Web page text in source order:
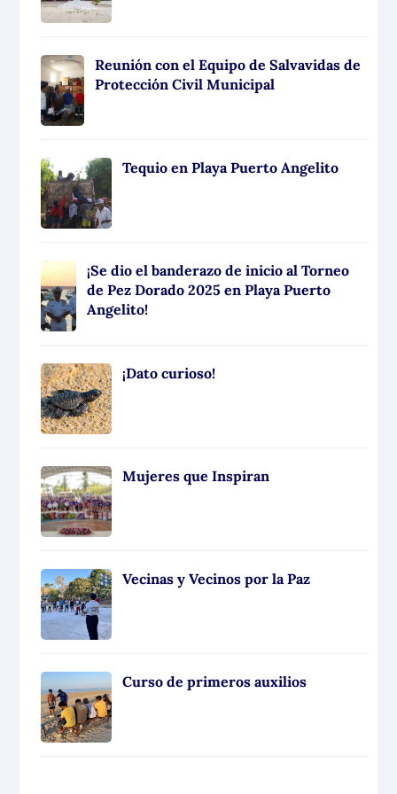
Reunión con el Equipo de Salvavidas de
Protección Civil Municipal
Tequio en Playa Puerto Angelito
¡Se dio el banderazo de inicio al Torneo
de Pez Dorado 2025 en Playa Puerto
Angelito!
¡Dato curioso!
Mujeres que Inspiran
Vecinas y Vecinos por la Paz
Curso de primeros auxilios